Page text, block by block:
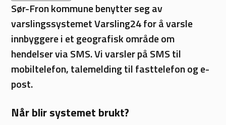
Sør-Fron kommune benytter seg av
varslingssystemet Varsling24 for å varsle
innbyggere i et geografisk område om
hendelser via SMS. Vi varsler på SMS til
mobiltelefon, talemelding til fasttelefon og e-
post.
Når blir systemet brukt?